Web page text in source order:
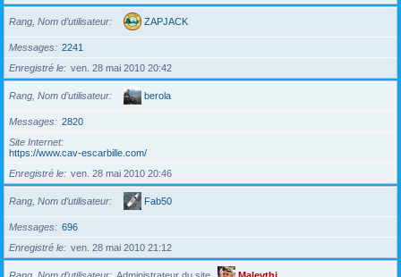
Rang, Nom d’utilisateur ZAPJACK
Messages
2241
Enregistré le
ven. 28 mai 2010 20:42
Rang, Nom d’utilisateur berola
Messages
2820
Site Internet
https://www.cav-escarbille.com/
Enregistré le
ven. 28 mai 2010 20:46
Rang, Nom d’utilisateur Fab50
Messages
696
Enregistré le
ven. 28 mai 2010 21:12